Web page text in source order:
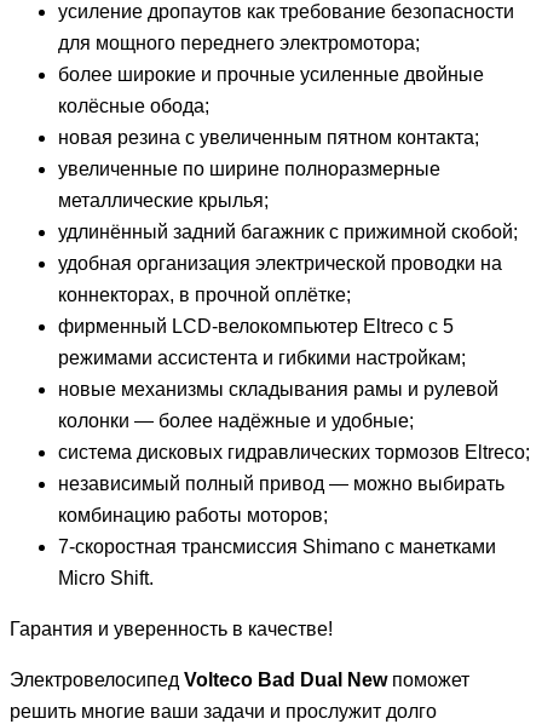
усиление дропаутов как требование безопасности
для мощного переднего электромотора;
более широкие и прочные усиленные двойные
колёсные обода;
новая резина с увеличенным пятном контакта;
увеличенные по ширине полноразмерные
металлические крылья;
удлинённый задний багажник с прижимной скобой;
удобная организация электрической проводки на
коннекторах, в прочной оплётке;
фирменный LCD-велокомпьютер Eltreco с 5
режимами ассистента и гибкими настройкам;
новые механизмы складывания рамы и рулевой
колонки — более надёжные и удобные;
система дисковых гидравлических тормозов Eltreco;
независимый полный привод — можно выбирать
комбинацию работы моторов;
7-скоростная трансмиссия Shimano с манетками
Micro Shift.
Гарантия и уверенность в качестве!
Электровелосипед Volteco Bad Dual Newпоможет
решить многие ваши задачи и прослужит долго